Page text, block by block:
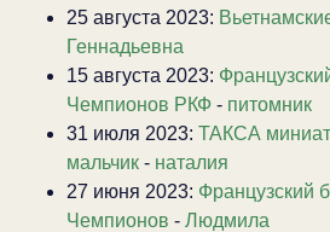
25 августа 2023:
Геннадьевна
15 августа 2023:
Чемпионов РКФ - питомник
31 июля 2023: ТАКСА
мальчик - наталия
27 июня 2023: Французский
Чемпионов - Людмила